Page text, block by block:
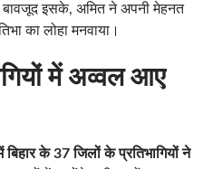
इसके, अमित ने अपनी मेहनत
का लोहा मनवाया।
में अव्वल आए
बिहार के 37 जिलों के प्रतिभागियों ने